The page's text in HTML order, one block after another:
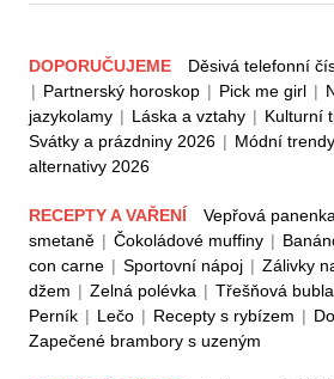
DOPORUČUJEME Děsivá telefonní
| Partnerský horoskop | Pick me girl |
jazykolamy | Láska a vztahy | Kulturní
Svátky a prázdniny 2026 | Módní
alternativy 2026
RECEPTY A VAŘENÍ Vepřová
smetaně | Čokoládové muffiny |
con carne | Sportovní nápoj | Zálivky
džem | Zelná polévka | Třešňová
Perník | Lečo | Recepty s rybízem |
Zapečené brambory s uzeným